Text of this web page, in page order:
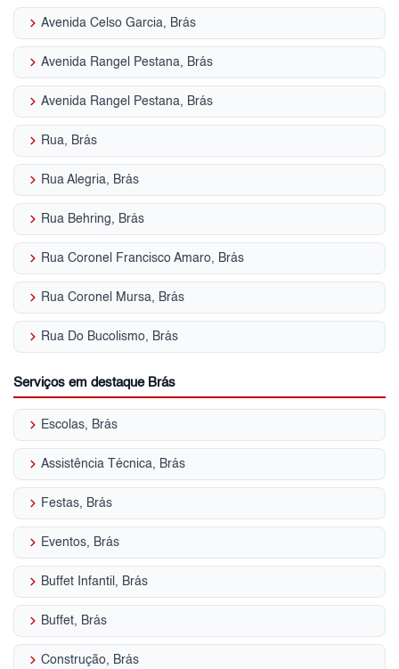
keyboard_arrow_right Avenida Celso Garcia, Brás
keyboard_arrow_right Avenida Rangel Pestana, Brás
keyboard_arrow_right Avenida Rangel Pestana, Brás
keyboard_arrow_right Rua, Brás
keyboard_arrow_right Rua Alegria, Brás
keyboard_arrow_right Rua Behring, Brás
keyboard_arrow_right Rua Coronel Francisco Amaro, Brás
keyboard_arrow_right Rua Coronel Mursa, Brás
keyboard_arrow_right Rua Do Bucolismo, Brás
Serviços em destaque Brás
keyboard_arrow_right Escolas, Brás
keyboard_arrow_right Assistência Técnica, Brás
keyboard_arrow_right Festas, Brás
keyboard_arrow_right Eventos, Brás
keyboard_arrow_right Buffet Infantil, Brás
keyboard_arrow_right Buffet, Brás
keyboard_arrow_right Construção, Brás